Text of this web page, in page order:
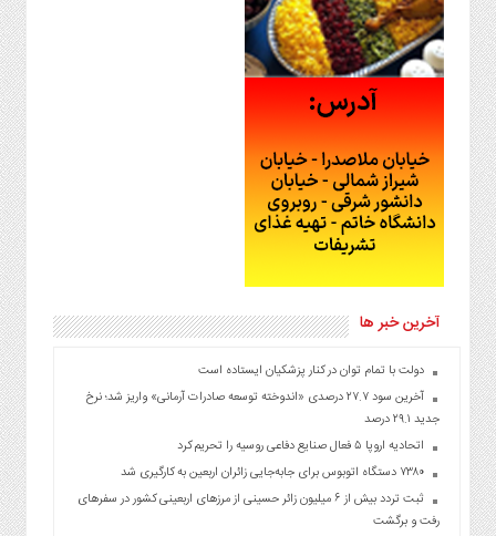
آخرین خبر ها
دولت با تمام توان در کنار پزشکیان ایستاده است
آخرین سود ۲۷.۷ درصدی «اندوخته توسعه صادرات آرمانی» واریز شد؛ نرخ
جدید ۲۹.۱ درصد
اتحادیه اروپا ۵ فعال صنایع دفاعی روسیه را تحریم کرد
۷۳۸۰ دستگاه اتوبوس برای جابه‌جایی زائران اربعین به‌ کارگیری شد
ثبت تردد بیش از ۶ میلیون زائر حسینی از مرزهای اربعینی کشور در سفرهای
رفت و برگشت